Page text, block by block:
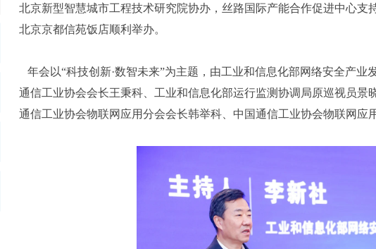
北京新型智慧城市工程技术研究院协办，丝路国际产能合作促进中心支
北京京都信苑饭店顺利举办。
年会以“科技创新·数智未来”为主题，由工业和信息化部网络安全产业
通信工业协会会长王秉科、工业和信息化部运行监测协调局原巡视员景
通信工业协会物联网应用分会会长韩举科、中国通信工业协会物联网应